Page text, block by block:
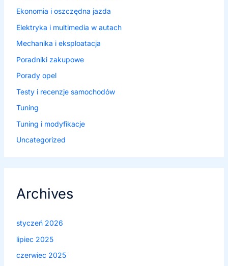
Ekonomia i oszczędna jazda
Elektryka i multimedia w autach
Mechanika i eksploatacja
Poradniki zakupowe
Porady opel
Testy i recenzje samochodów
Tuning
Tuning i modyfikacje
Uncategorized
Archives
styczeń 2026
lipiec 2025
czerwiec 2025